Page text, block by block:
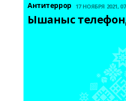
Антитеррор 17 НОЯБРЯ 2021,
Ышаныс